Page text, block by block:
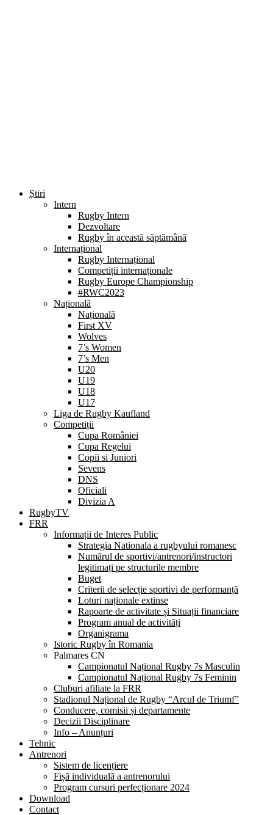
Știri
Intern
Rugby Intern
Dezvoltare
Rugby în această săptămână
Internațional
Rugby Internațional
Competiții internaționale
Rugby Europe Championship
#RWC2023
Națională
Națională
First XV
Wolves
7’s Women
7’s Men
U20
U19
U18
U17
Liga de Rugby Kaufland
Competiții
Cupa României
Cupa Regelui
Copii si Juniori
Sevens
DNS
Oficiali
Divizia A
RugbyTV
FRR
Informații de Interes Public
Strategia Nationala a rugbyului romanesc
Numărul de sportivi/antrenori/instructori
legitimați pe structurile membre
Buget
Criterii de selecție sportivi de performanță
Loturi naționale extinse
Rapoarte de activitate și Situații financiare
Program anual de activități
Organigrama
Istoric Rugby în Romania
Palmares CN
Campionatul Național Rugby 7s Masculin
Campionatul Național Rugby 7s Feminin
Cluburi afiliate la FRR
Stadionul Național de Rugby “Arcul de Triumf”
Conducere, comisii și departamente
Decizii Disciplinare
Info – Anunțuri
Tehnic
Antrenori
Sistem de licențiere
Fișă individuală a antrenorului
Program cursuri perfecționare 2024
Download
Contact